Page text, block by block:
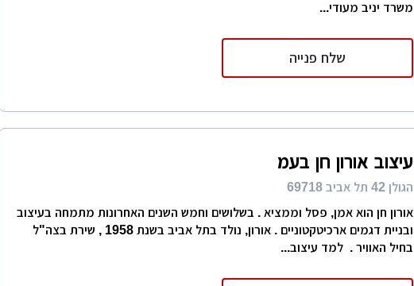
משרד יניב מעודי...
שלח פנייה
עיצוב אורון חן בעמ
הגולן 42 תל אביב 69718
אורון חן הוא אמן, פסל וממציא . בשלושים וחמש השנים האחרונות מתמחה בעיצוב
ובניית דגמים ארכיטקטוניים . אורון, נולד בתל אביב בשנת 1958 , שירת בצה"ל
בחיל האוויר . למד עיצוב...